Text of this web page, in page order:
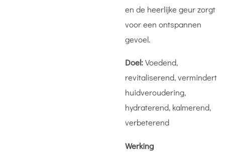
en de heerlijke geur zorgt
voor een ontspannen
gevoel.
Doel:Voedend,
revitaliserend, vermindert
huidveroudering,
hydraterend, kalmerend,
verbeterend
Werking